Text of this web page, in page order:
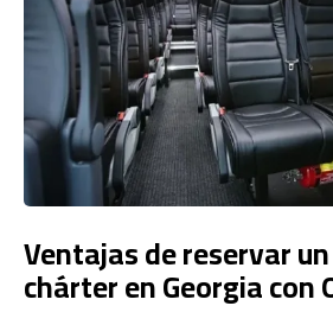
Ventajas de reservar
chárter en Georgia con